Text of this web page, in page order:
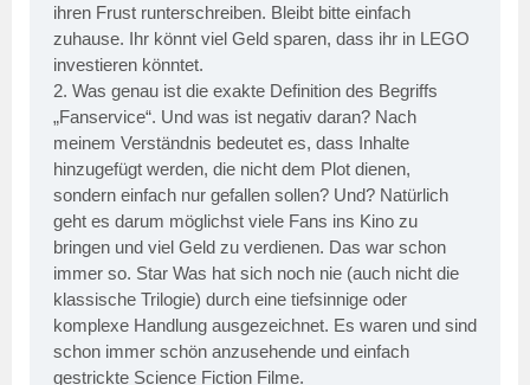
ihren Frust runterschreiben. Bleibt bitte einfach
zuhause. Ihr könnt viel Geld sparen, dass ihr in LEGO
investieren könntet.
2. Was genau ist die exakte Definition des Begriffs
„Fanservice“. Und was ist negativ daran? Nach
meinem Verständnis bedeutet es, dass Inhalte
hinzugefügt werden, die nicht dem Plot dienen,
sondern einfach nur gefallen sollen? Und? Natürlich
geht es darum möglichst viele Fans ins Kino zu
bringen und viel Geld zu verdienen. Das war schon
immer so. Star Was hat sich noch nie (auch nicht die
klassische Trilogie) durch eine tiefsinnige oder
komplexe Handlung ausgezeichnet. Es waren und sind
schon immer schön anzusehende und einfach
gestrickte Science Fiction Filme.